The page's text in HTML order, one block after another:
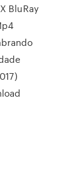
BluRay